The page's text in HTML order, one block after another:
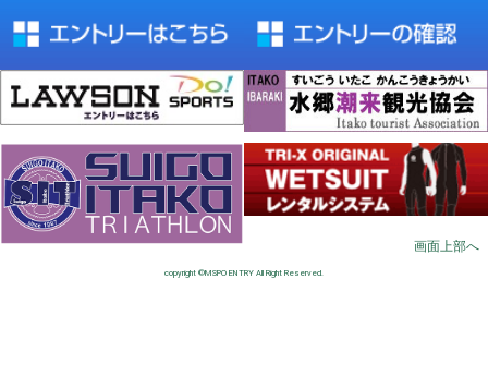
画面上部へ
copyright ©MSPO ENTRY All Right Reserved.